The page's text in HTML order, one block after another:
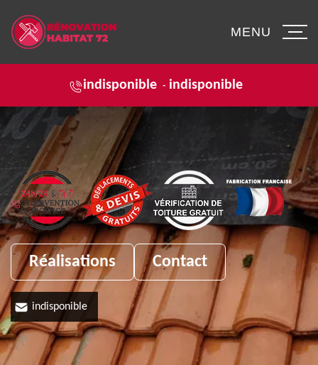
indisponible - indisponible
MENU
Réalisations Contact
indisponible